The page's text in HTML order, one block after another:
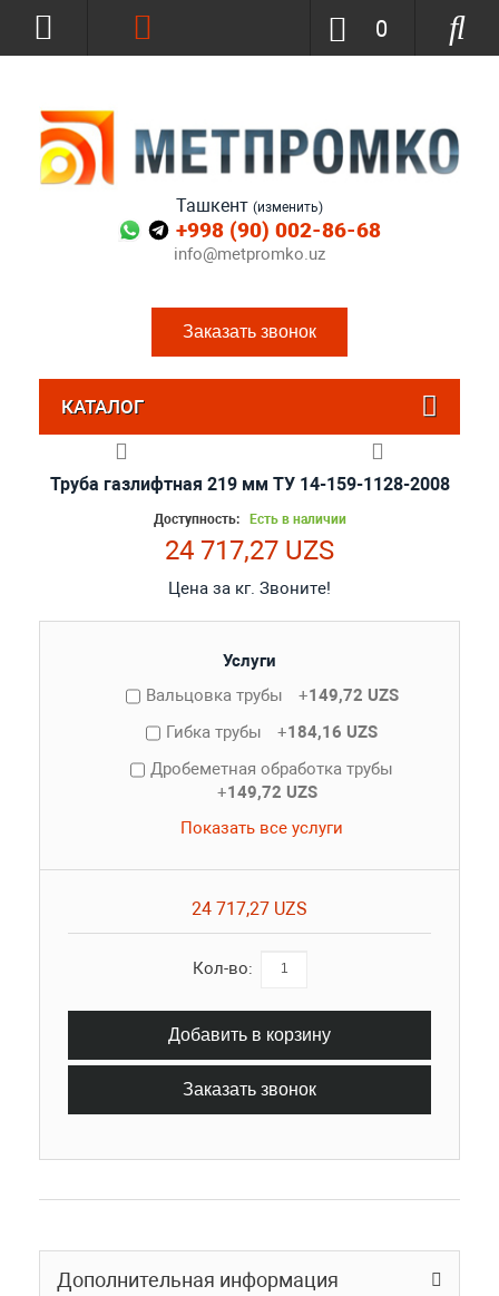
Ташкент (изменить)
+998 (90) 002-86-68
info@metpromko.uz
Заказать звонок
0
КАТАЛОГ
Труба газлифтная 219 мм ТУ 14-159-1128-2008
Доступность: Есть в наличии
24 717,27 UZS
Цена за кг. Звоните!
Услуги
Вальцовка трубы
+149,72 UZS
Гибка трубы
+184,16 UZS
Дробеметная обработка трубы
+149,72 UZS
Показать все услуги
24 717,27 UZS
Кол-во:
Добавить в корзину
Заказать звонок
Дополнительная информация